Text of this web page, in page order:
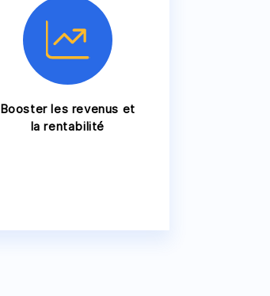
Booster les revenus et
la rentabilité